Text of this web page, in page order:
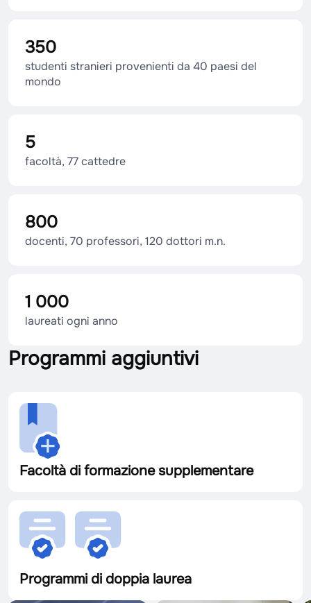
350
studenti stranieri provenienti da 40 paesi del
mondo
5
facoltà, 77 cattedre
800
docenti, 70 professori, 120 dottori m.n.
1 000
laureati ogni anno
Programmi aggiuntivi
Facoltà di formazione supplementare
Programmi di doppia laurea